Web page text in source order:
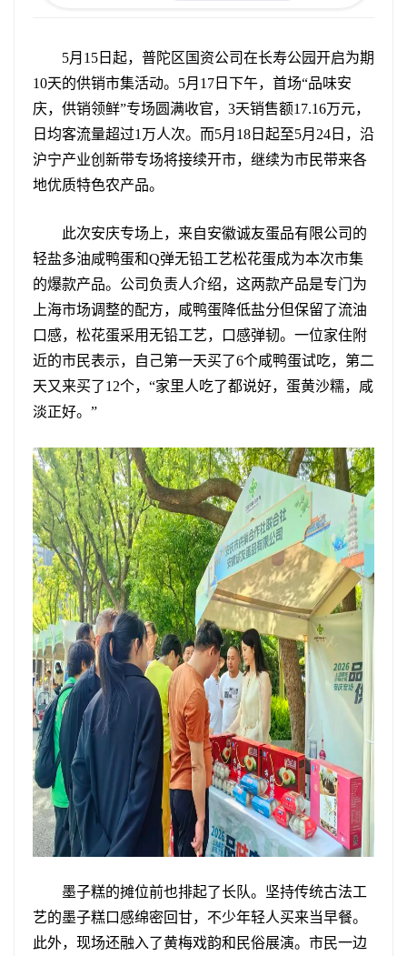
5月15日起，普陀区国资公司在长寿公园开启为期
10天的供销市集活动。5月17日下午，首场“品味安
庆，供销领鲜”专场圆满收官，3天销售额17.16万元，
日均客流量超过1万人次。而5月18日起至5月24日，沿
沪宁产业创新带专场将接续开市，继续为市民带来各
地优质特色农产品。
此次安庆专场上，来自安徽诚友蛋品有限公司的
轻盐多油咸鸭蛋和Q弹无铅工艺松花蛋成为本次市集
的爆款产品。公司负责人介绍，这两款产品是专门为
上海市场调整的配方，咸鸭蛋降低盐分但保留了流油
口感，松花蛋采用无铅工艺，口感弹韧。一位家住附
近的市民表示，自己第一天买了6个咸鸭蛋试吃，第二
天又来买了12个，“家里人吃了都说好，蛋黄沙糯，咸
淡正好。”
墨子糕的摊位前也排起了长队。坚持传统古法工
艺的墨子糕口感绵密回甘，不少年轻人买来当早餐。
此外，现场还融入了黄梅戏韵和民俗展演。市民一边